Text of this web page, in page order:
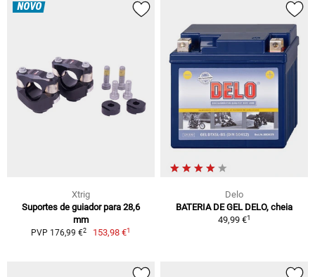
NOVO
Xtrig
Suportes de guiador para 28,6
mm
PVP 176,99 €2 153,98 €1
Delo
BATERIA DE GEL DELO, cheia
49,99 €1